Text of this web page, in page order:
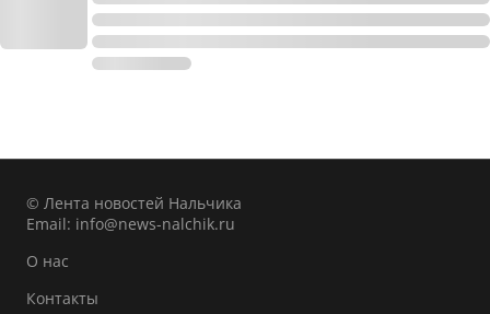
© Лента новостей Нальчика
Email: info@news-nalchik.ru
О нас
Контакты